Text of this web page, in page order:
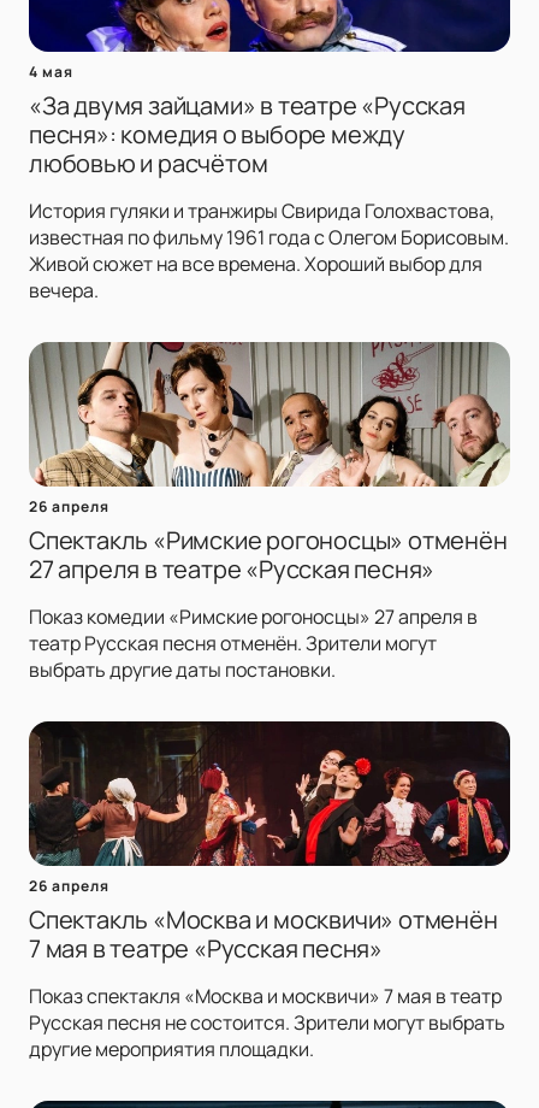
4 мая
«За двумя зайцами» в театре «Русская
песня»: комедия о выборе между
любовью и расчётом
История гуляки и транжиры Свирида Голохвастова,
известная по фильму 1961 года с Олегом Борисовым.
Живой сюжет на все времена. Хороший выбор для
вечера.
26 апреля
Спектакль «Римские рогоносцы» отменён
27 апреля в театре «Русская песня»
Показ комедии «Римские рогоносцы» 27 апреля в
театр Русская песня отменён. Зрители могут
выбрать другие даты постановки.
26 апреля
Спектакль «Москва и москвичи» отменён
7 мая в театре «Русская песня»
Показ спектакля «Москва и москвичи» 7 мая в театр
Русская песня не состоится. Зрители могут выбрать
другие мероприятия площадки.